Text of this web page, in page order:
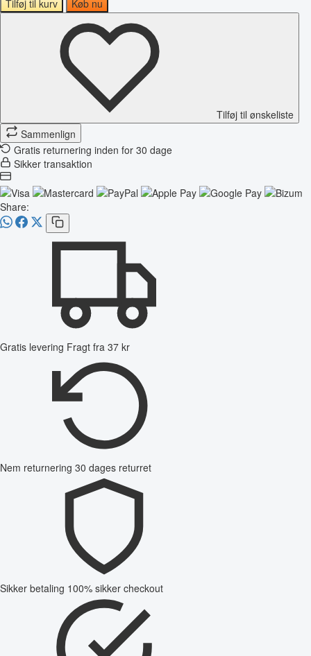
Tilføj til kurv
Køb nu
Tilføj til ønskeliste
Sammenlign
Gratis returnering inden for 30 dage
Sikker transaktion
Share:
Gratis levering Fragt fra 37 kr
Nem returnering 30 dages returret
Sikker betaling 100% sikker checkout